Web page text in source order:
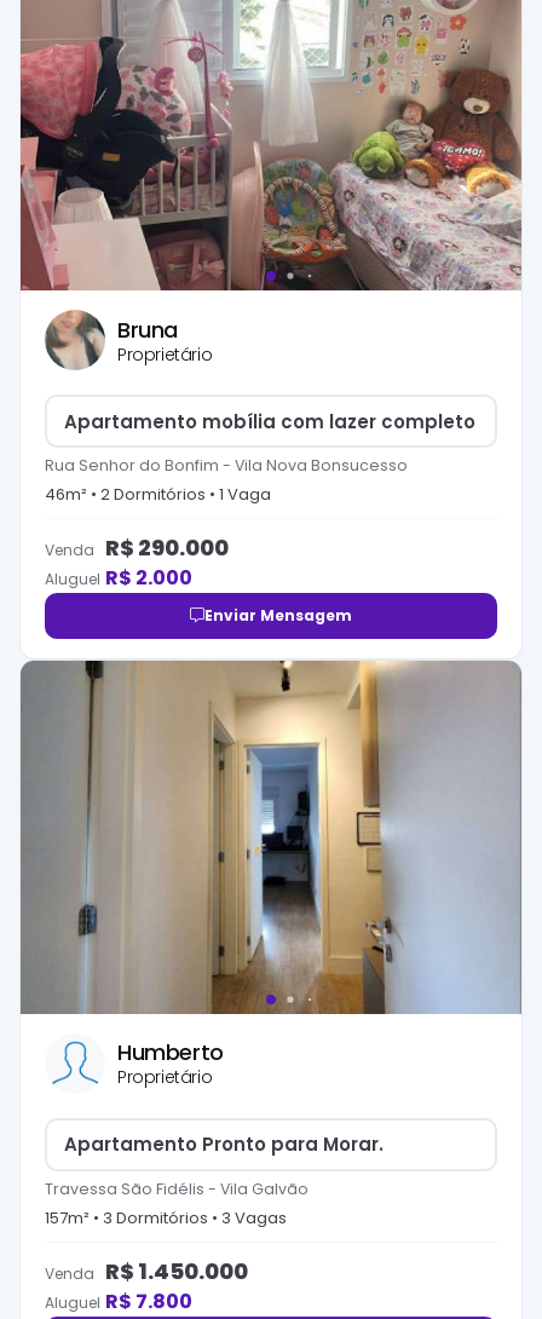
Bruna
Proprietário
Apartamento mobília com lazer completo
Rua Senhor do Bonfim - Vila Nova Bonsucesso
46m² • 2Dormitórios • 1 Vaga
Venda R$ 290.000
Aluguel R$ 2.000
Enviar Mensagem
Humberto
Proprietário
Apartamento Pronto para Morar.
Travessa São Fidélis - Vila Galvão
157m² • 3 Dormitórios • 3 Vagas
Venda R$ 1.450.000
Aluguel R$ 7.800